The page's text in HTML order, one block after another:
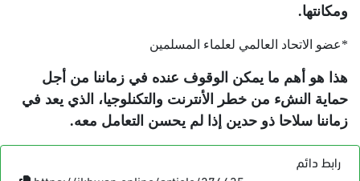
ومكانتها.
*عضو الاتحاد العالمي لعلماء المسلمين
هذا هو أهم ما يمكن الوقوف عنده في زماننا من أجل
حماية النشء من خطر الأنترنت والتكنلوجيا، الذي يعد في
زماننا سلاحا ذو حدين إذا لم يحسن التعامل معه.
رابط دائم